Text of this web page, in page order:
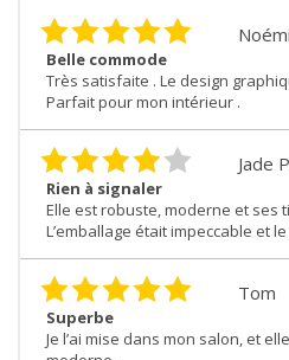
Belle commode
Très satisfaite . Le design
Parfait pour mon intérieur .
Jade
Rien à signaler
Elle est robuste, moderne et ses
L’emballage était impeccable et
Tom
Superbe
Je l’ai mise dans mon salon, et